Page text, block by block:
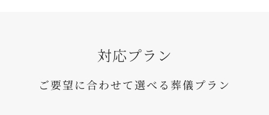
対応プラン
ご要望に合わせて選べる葬儀プラン